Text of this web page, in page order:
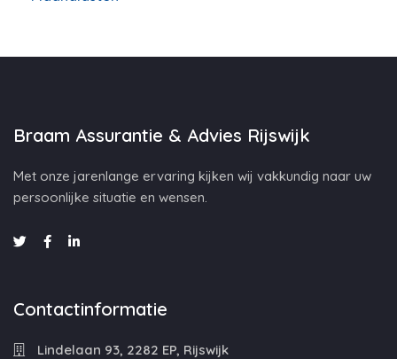
Braam Assurantie & Advies Rijswijk
Met onze jarenlange ervaring kijken wij vakkundig naar uw
persoonlijke situatie en wensen.
Contactinformatie
Lindelaan 93, 2282 EP, Rijswijk